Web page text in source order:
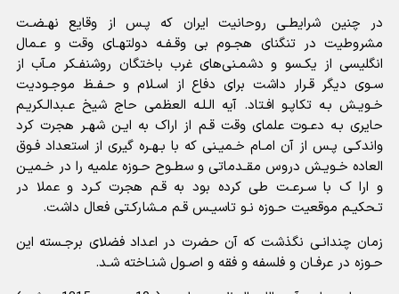
در چنین شرایطـى روحانیت ایران که پـس از وقایع نهـضـت
مشروطیت در تنگناى هجـوم بى وقـفـه دولتهـاى وقت و عـمال
انگلیسى از یکـسو و دشمـنی‌هاى غرب باختگان روشنفـکر مـآب از
سـوى دیگر قـرار داشت براى دفاع از اسـلام و حـفـظ موجـودیت
خـویـش بـه تکاپـو افـتاد. آیه الـلـه العظمى حاج شیخ عـبدالـکریـم
حایرى بـه دعـوت علماى وقت قـم از اراک به ایـن شهـر هجرت کرد
واندکـى پـس از آن امـام خـمیـنى که با بـهـره گیرى از استعداد فـوق
العاده خـویـش دروس مقـدماتى و سطـوح حـوزه علمیه را در خـمیـن
و ارا ک با سـرعـت طى کرده بود به قـم هجرت کـرد و عملا در
تـحکیـم موقعیت حـوزه نـو تاسیـس قـم مـشارکـتى فعال داشت.
زمان چندانـى نگذشت که آن حضرت در اعداد فضلاى برجـسته این
حـوزه در عرفـان و فلسفه و فقه و اصـول شنـاخته شـد.